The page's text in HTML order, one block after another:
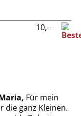
Für mein
die ganz Kleinen.
10,--